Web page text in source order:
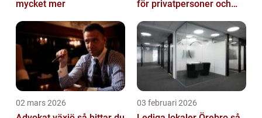
mycket mer
för privatpersoner och
02 mars 2026 03 februari 2026